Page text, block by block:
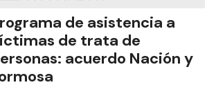
de asistencia a
de trata de
acuerdo Nación y